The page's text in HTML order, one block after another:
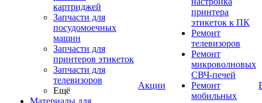
картриджей
Запчасти для
посудомоечных
машин
Запчасти для
принтеров этикеток
Запчасти для
телевизоров
Ещё
Материалы для
Акции
принтера
этикеток к ПК
Ремонт
телевизоров
Ремонт
микроволновых
СВЧ-печей
Ремонт
мобильных